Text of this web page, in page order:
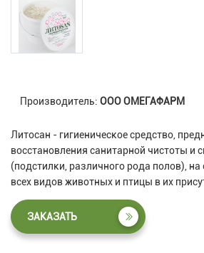
Производитель: ООО ОМЕГАФАРМ
Литосан - гигиеническое средство,
восстановления санитарной чистоты и
(подстилки, различного рода полов),
всех видов животных и птицы в их
ЗАКАЗАТЬ